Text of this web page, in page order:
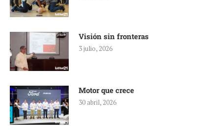
Visión sin fronteras
3 julio, 2026
Motor que crece
30 abril, 2026